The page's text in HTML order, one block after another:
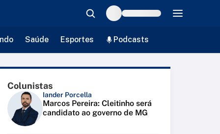
Saúde Esportes Podcasts
Colunistas
Iander Porcella
Marcos Pereira: Cleitinho será
candidato ao governo de MG